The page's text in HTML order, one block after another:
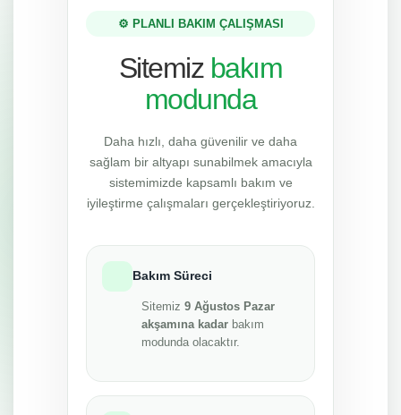
⚙️ PLANLI BAKIM ÇALIŞMASI
Sitemiz bakım
modunda
Daha hızlı, daha güvenilir ve daha
sağlam bir altyapı sunabilmek amacıyla
sistemimizde kapsamlı bakım ve
iyileştirme çalışmaları gerçekleştiriyoruz.
Bakım Süreci
Sitemiz 9 Ağustos Pazar
akşamına kadar bakım
modunda olacaktır.